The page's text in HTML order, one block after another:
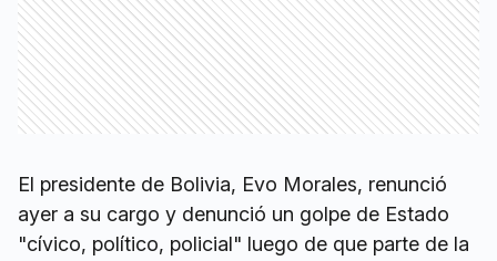
El presidente de Bolivia, Evo Morales, renunció
ayer a su cargo y denunció un golpe de Estado
"cívico, político, policial" luego de que parte de la